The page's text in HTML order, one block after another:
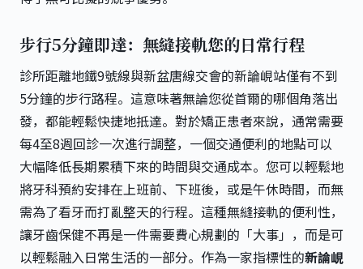
步行5分鐘即達：無縫接軌您的日常行程
診所距離地鐵9號線與新盆唐線交會的新論峴站僅有不到
5分鐘的步行路程。這意味著無論您從首爾的哪個角落出
發，都能輕鬆快捷地抵達。對於矯正患者來說，通常需要
每4至8週回診一次進行調整，一個交通便利的地點可以
大幅降低長期累積下來的時間與交通成本。您可以輕鬆地
將牙科預約安排在上班前、下班後，或是午休時間，而無
需為了看牙而打亂整天的行程。這種無縫接軌的便利性，
讓牙齒保健不再是一件需要費心規劃的「大事」，而是可
以輕鬆融入日常生活的一部分。作為一家指標性的新論峴